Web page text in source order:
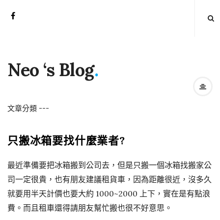
Neo ‘s Blog.
文章分類 ---
只搬冰箱要找什麼業者?
最近準備要把冰箱搬到公司去，但是只搬一個冰箱找搬家公
司一定很貴，也有朋友建議租貨車，因為距離很近，沒多久
就要用半天計價也要大約 1000~2000 上下，實在是有點浪
費。而且租車還得請朋友幫忙搬也很不好意思。